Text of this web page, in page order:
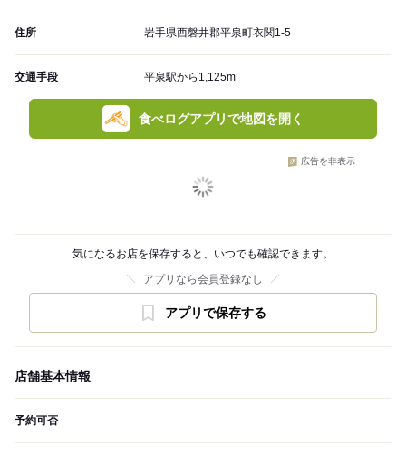
住所 岩手県西磐井郡平泉町衣関1-5
交通手段 平泉駅から1,125m
食べログアプリで地図を開く
広告を非表示
気になるお店を保存すると、いつでも確認できます。
アプリなら会員登録なし
アプリで保存する
店舗基本情報
予約可否